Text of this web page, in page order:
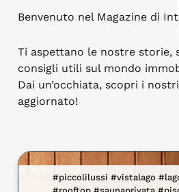
Benvenuto nel Magazine di
Ti aspettano le nostre storie,
consigli utili sul mondo
Dai un’occhiata, scopri i
aggiornato!
#piccolilussi #vistalago